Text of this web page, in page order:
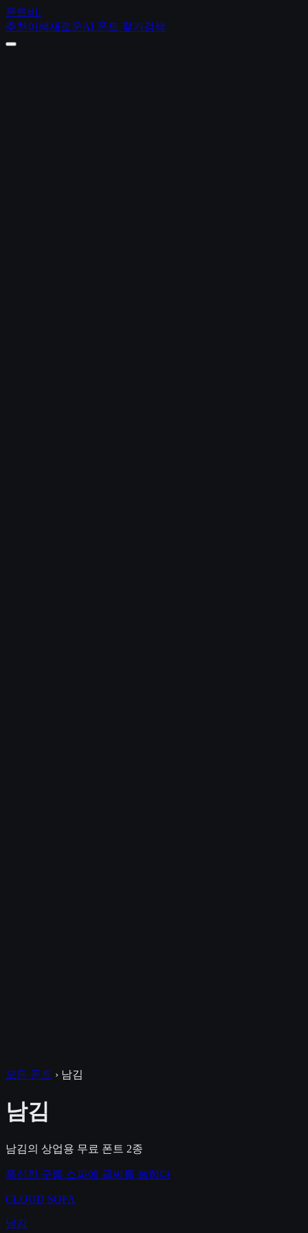
폰트비 .
추천 이색새로운AI 폰트 찾기 검색
모든 폰트 › 남김
남김
남김의 상업용 무료 폰트 2종
폭신한 구름 소파에 글씨를 눕히다
CLOUD SOFA
남김